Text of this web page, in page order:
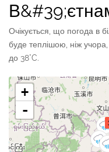
Очікується, що погода в
буде теплішою, ніж
до 38°C.
+
-